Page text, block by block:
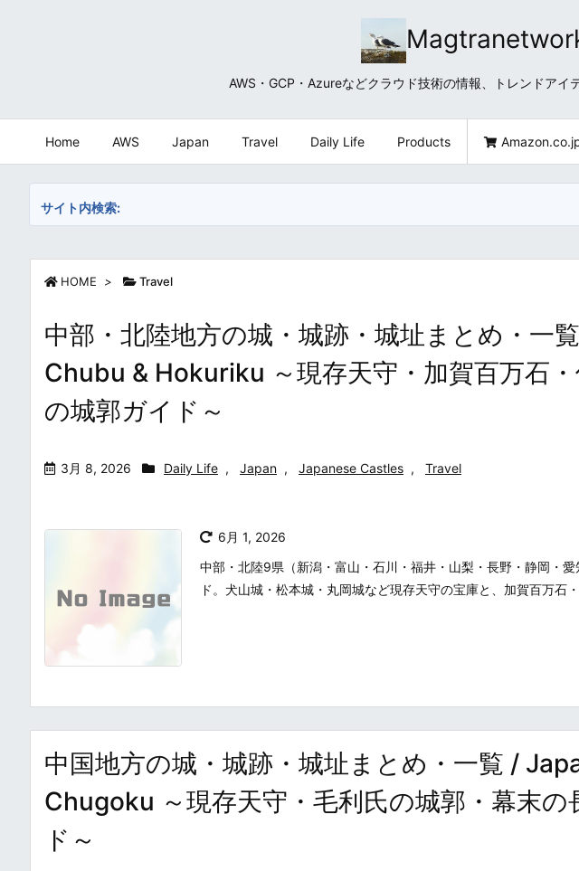
AWS・GCP・Azureなどクラウド技術の情報、トレンドアイ
Home AWS Japan Travel Daily Life Products
サイト内検索:
HOME > Travel
中部・北陸地方の城・城跡・城址まとめ・一
Chubu & Hokuriku ～現存天守・加賀百万石
の城郭ガイド～
3月 8, 2026 Daily Life , Japan , Japanese Castles , Travel
6月 1, 2026
中部・北陸9県（新潟・富山・石川・福井・山梨・長野・静岡・
ド。犬山城・松本城・丸岡城など現存天守の宝庫と、加賀百万石
中国地方の城・城跡・城址まとめ・一覧 /
Chugoku ～現存天守・毛利氏の城郭・幕末の
ド～